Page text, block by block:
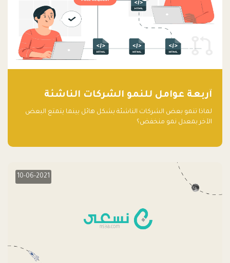
آربعة عوامل للنمو الشركات الناشئة
لماذا تنمو بعض الشركات الناشئة بشكل هائل بينما يتمتع البعض
الآخر بمعدل نمو منخفض؟
10-06-2021